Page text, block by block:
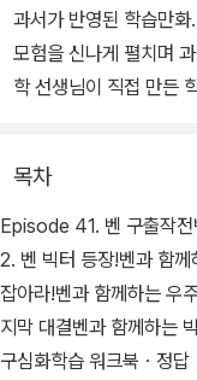
과서가 반영된 학습만화
모험을 신나게 펼치며
학 선생님이 직접 만든
목차
Episode 41. 벤 구출작
2. 벤 빅터 등장!벤과 함
잡아라!벤과 함께하는 우
지막 대결벤과 함께하는
구심화학습 워크북ㆍ정답